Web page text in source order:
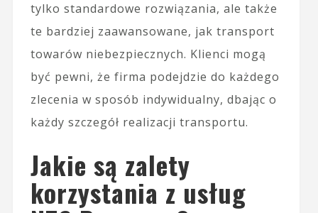
tylko standardowe rozwiązania, ale także
te bardziej zaawansowane, jak transport
towarów niebezpiecznych. Klienci mogą
być pewni, że firma podejdzie do każdego
zlecenia w sposób indywidualny, dbając o
każdy szczegół realizacji transportu.
Jakie są zalety
korzystania z usług